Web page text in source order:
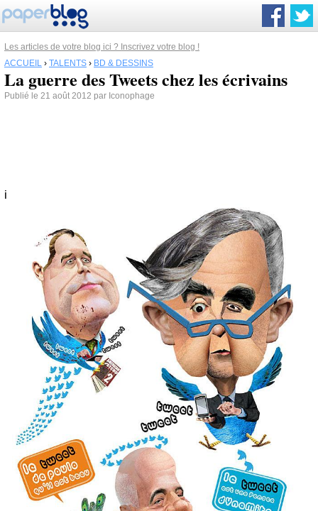
Les articles de votre blog ici ? Inscrivez votre blog !
ACCUEIL › TALENTS › BD & DESSINS
La guerre des Tweets chez les écrivains
Publié le 21 août 2012 par Iconophage
i